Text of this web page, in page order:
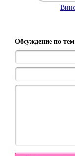
Обсуждение по